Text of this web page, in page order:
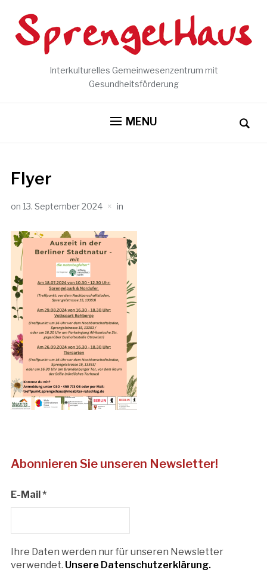
Interkulturelles Gemeinwesenzentrum mit
Gesundheitsförderung
MENU
Flyer
on 13. September 2024 in
Abonnieren Sie unseren Newsletter!
E-Mail*
Ihre Daten werden nur für unseren Newsletter
verwendet. Unsere Datenschutzerklärung.